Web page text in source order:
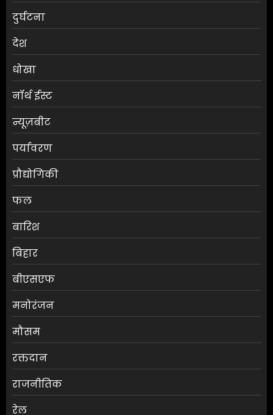
दुर्घटना
देश
धोखा
नॉर्थ ईस्ट
न्यूज़बीट
पर्यावरण
प्रौद्योगिकी
फल
बारिश
बिहार
बीएसएफ
मनोरंजन
मौसम
रक्तदान
राजनीतिक
रेल
अनुमान बढ़ाकर 6.7% किया